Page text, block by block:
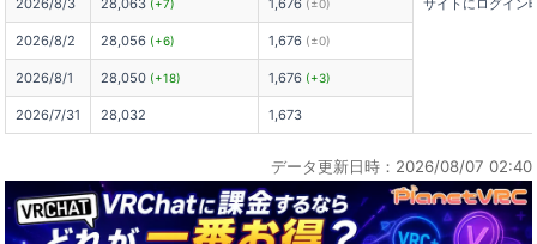
(+7) (±0)
2026/8/2 28,056 (+6) 1,676 (±0)
2026/8/1 28,050 (+18) 1,676 (+3)
2026/7/31 28,032 1,673
データ更新日時：2026/08/07 02:40